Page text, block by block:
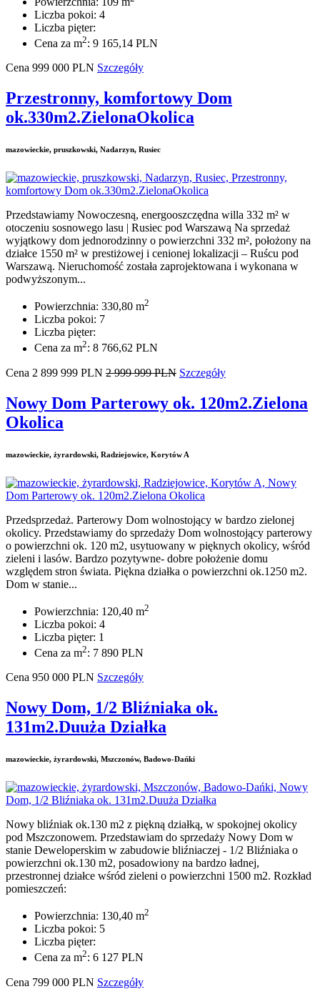
Liczba pokoi: 4
Liczba pięter:
Cena za m2: 9 165,14 PLN
Cena 999 000 PLN Szczegóły
Przestronny, komfortowy Dom
ok.330m2.ZielonaOkolica
mazowieckie, pruszkowski, Nadarzyn, Rusiec
Przedstawiamy Nowoczesną, energooszczędna willa 332 m² w
otoczeniu sosnowego lasu | Rusiec pod Warszawą Na sprzedaż
wyjątkowy dom jednorodzinny o powierzchni 332 m², położony na
działce 1550 m² w prestiżowej i cenionej lokalizacji – Ruścu pod
Warszawą. Nieruchomość została zaprojektowana i wykonana w
podwyższonym...
Powierzchnia: 330,80 m2
Liczba pokoi: 7
Liczba pięter:
Cena za m2: 8 766,62 PLN
Cena 2 899 999 PLN 2 999 999 PLN Szczegóły
Nowy Dom Parterowy ok. 120m2.Zielona
Okolica
mazowieckie, żyrardowski, Radziejowice, Korytów A
Przedsprzedaż. Parterowy Dom wolnostojący w bardzo zielonej
okolicy. Przedstawiamy do sprzedaży Dom wolnostojący parterowy
o powierzchni ok. 120 m2, usytuowany w pięknych okolicy, wśród
zieleni i lasów. Bardzo pozytywne- dobre położenie domu
względem stron świata. Piękna działka o powierzchni ok.1250 m2.
Dom w stanie...
Powierzchnia: 120,40 m2
Liczba pokoi: 4
Liczba pięter: 1
Cena za m2: 7 890 PLN
Cena 950 000 PLN Szczegóły
Nowy Dom, 1/2 Bliźniaka ok.
131m2.Duuża Działka
mazowieckie, żyrardowski, Mszczonów, Badowo-Dańki
Nowy bliźniak ok.130 m2 z piękną działką, w spokojnej okolicy
pod Mszczonowem. Przedstawiam do sprzedaży Nowy Dom w
stanie Deweloperskim w zabudowie bliźniaczej - 1/2 Bliźniaka o
powierzchni ok.130 m2, posadowiony na bardzo ładnej,
przestronnej działce wśród zieleni o powierzchni 1500 m2. Rozkład
pomieszczeń:
Powierzchnia: 130,40 m2
Liczba pokoi: 5
Liczba pięter:
Cena za m2: 6 127 PLN
Cena 799 000 PLN Szczegóły